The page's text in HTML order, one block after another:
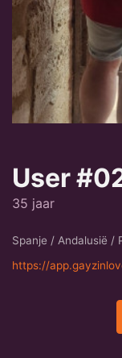
User
35 jaar
Spanje / Andalusië /
https://